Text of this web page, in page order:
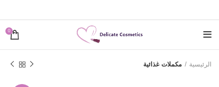
0
الرئيسية مكملات غذائية